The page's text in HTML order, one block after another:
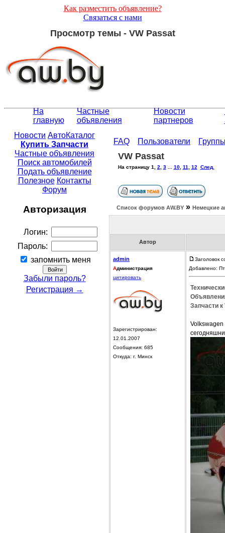
Как разместить объявление?
Связаться с нами
Просмотр темы - VW Passat
На
главную
Частные
объявления
Новости
партнеров
Новости АвтоКаталог
Купить Запчасти
Частные объявления
Поиск автомобилей
Подать объявление
Полезное Контакты
Форум
Авторизация
Логин:
Пароль:
запомнить меня
Забыли пароль?
Регистрация →
FAQ Пользователи
VW Passat
На страницу 1 2 3... 10, 11 12 След.
Список форумов АW.BY » Немецкие
Автор
admin
Администрация
цитировать
Зарегистрирован:
12.01.2007
Сообщения: 685
Откуда: г. Минск
Заголовок
Добавлено:
Запчасти